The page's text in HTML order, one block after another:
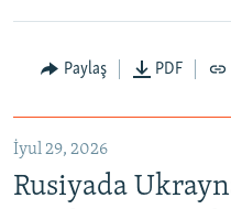
Paylaş PDF
İyul 29, 2026
Rusiyada